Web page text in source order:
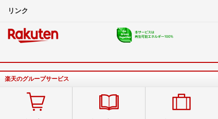
リンク
楽天のグループサービス